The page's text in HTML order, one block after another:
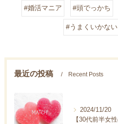
#婚活マニア #頭でっかち
#うまくいかない
最近の投稿 Recent Posts
2024/11/20